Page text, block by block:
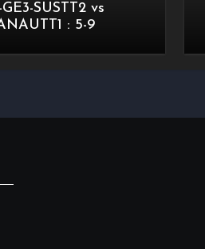
GE3-SUSTT2 vs
: 5-9